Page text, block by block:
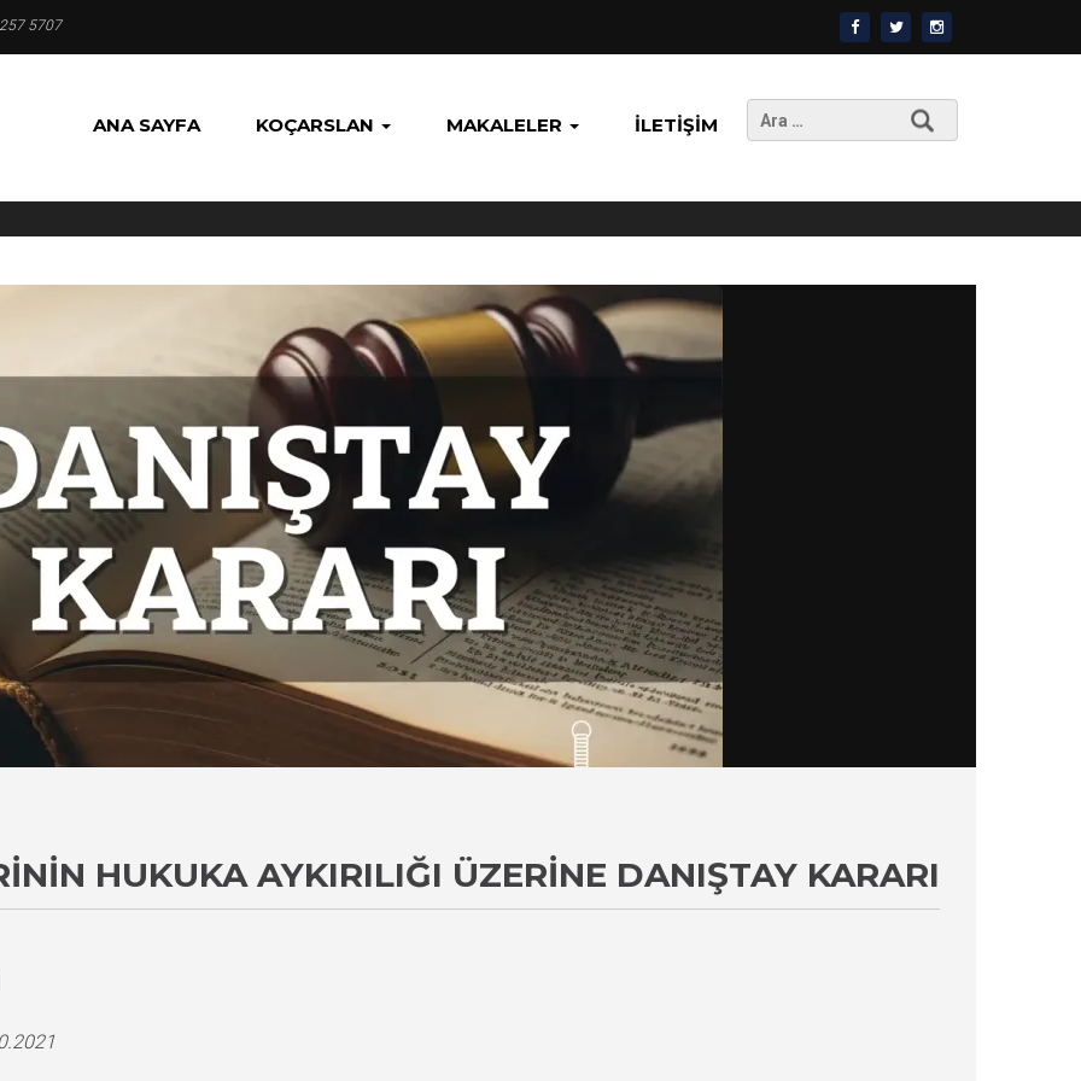
5707
ANA SAYFA KOÇARSLAN MAKALELER İLETIŞIM
Arama:
HUKUKA AYKIRILIĞI ÜZERINE DANIŞTAY KARARI